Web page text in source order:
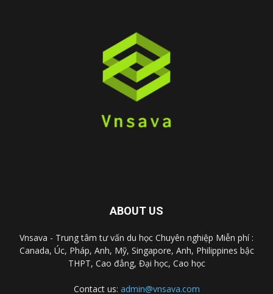
ABOUT US
Vnsava - Trung tâm tư vấn du học Chuyên nghiệp Miễn phí :
Canada, Úc, Pháp, Anh, Mỹ, Singapore, Anh, Philippines bậc
THPT, Cao đẳng, Đại học, Cao học
Contact us: admin@vnsava.com